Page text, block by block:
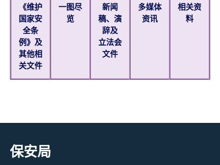
《维护
国家安
全条
例》及
其他相
关文件
一图尽
览
新闻
稿、演
辞及
立法会
文件
多媒体
资讯
相关资
料
保安局